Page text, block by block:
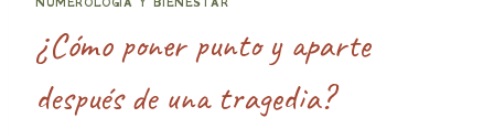
¿Cómo poner punto y aparte
después de una tragedia?